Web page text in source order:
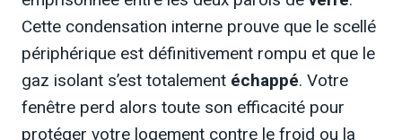
Cette condensation interne prouve que le scellé
périphérique est définitivement rompu et que le
gaz isolant s’est totalement échappé. Votre
fenêtre perd alors toute son efficacité pour
protéger votre logement contre le froid ou la